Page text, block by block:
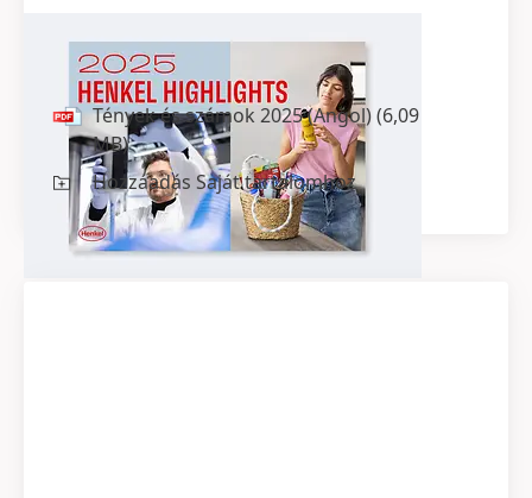
Tények és számok 2025 (Angol)
Tények és számok 2025(Angol)(6,09
MB)
Hozzáadás Saját tartalomhoz